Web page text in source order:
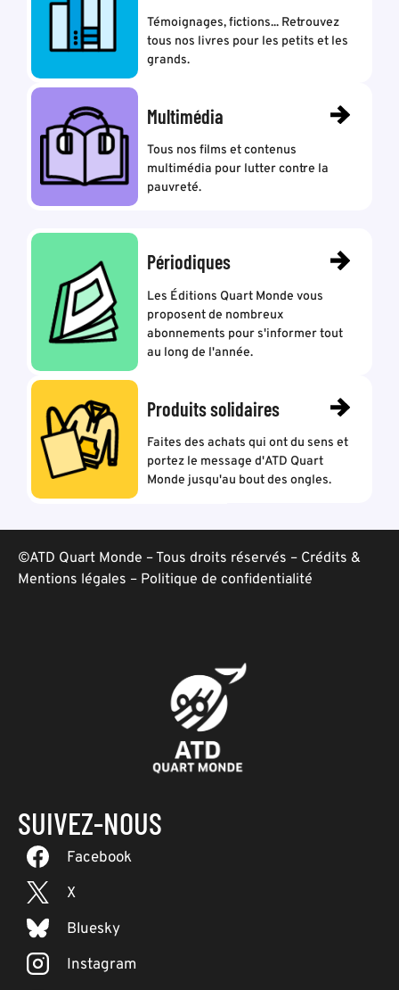
Témoignages, fictions... Retrouvez
tous nos livres pour les petits et les
grands.
Multimédia
Tous nos films et contenus
multimédia pour lutter contre la
pauvreté.
Périodiques
Les Éditions Quart Monde vous
proposent de nombreux
abonnements pour s'informer tout
au long de l'année.
Produits solidaires
Faites des achats qui ont du sens et
portez le message d'ATD Quart
Monde jusqu'au bout des ongles.
©ATD Quart Monde – Tous droits réservés – Crédits &
Mentions légales – Politique de confidentialité
SUIVEZ-NOUS
Facebook
X
Bluesky
Instagram